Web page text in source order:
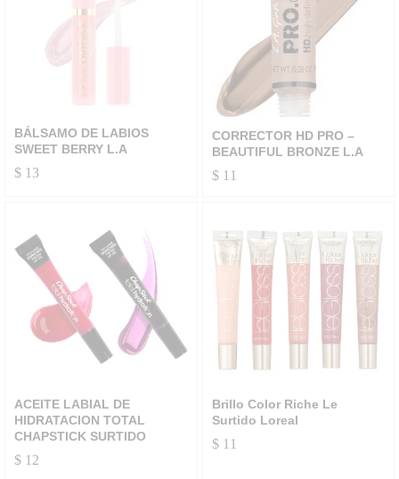
BÁLSAMO DE LABIOS
SWEET BERRY L.A
$ 13
CORRECTOR HD PRO –
BEAUTIFUL BRONZE L.A
$11
ACEITE LABIAL DE
HIDRATACION TOTAL
CHAPSTICK SURTIDO
$ 12
Brillo Color Riche Le
Surtido Loreal
$11